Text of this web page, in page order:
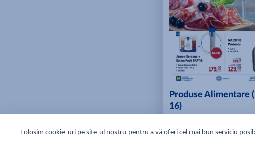
Produse Alimentare
16)